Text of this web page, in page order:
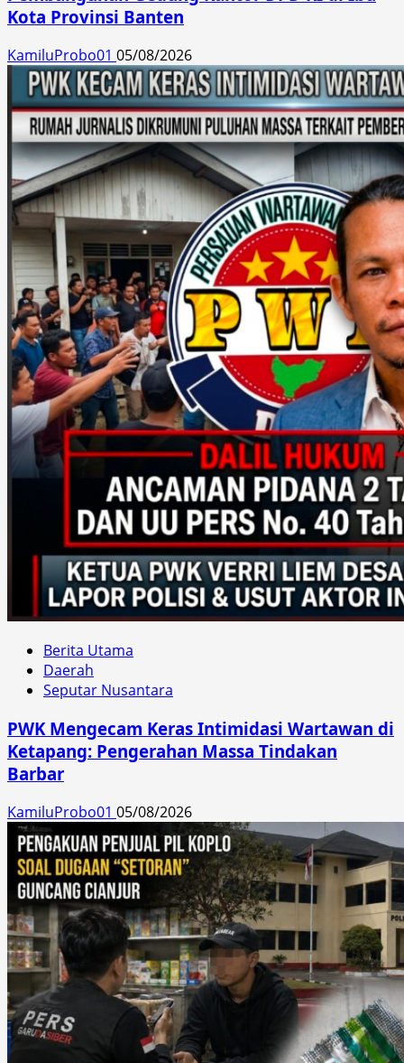
Kota Provinsi Banten
KamiluProbo01 05/08/2026
Berita Utama
Daerah
Seputar Nusantara
PWK Mengecam Keras Intimidasi Wartawan di
Ketapang: Pengerahan Massa Tindakan
Barbar
KamiluProbo01 05/08/2026